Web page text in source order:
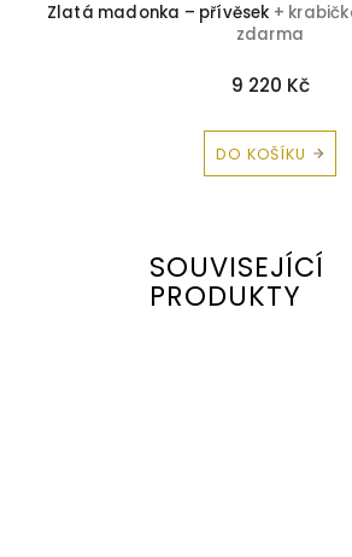
Zlatá madonka – přívěsek +
zdarma
9 220 Kč
DO KOŠÍKU
SOUVISEJÍCÍ
PRODUKTY